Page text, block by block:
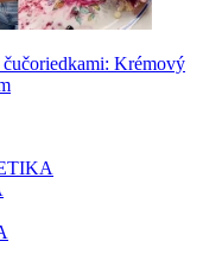
čučoriedkami: Krémový